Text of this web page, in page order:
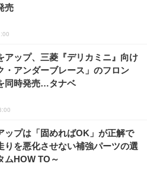
売
アップ、三菱『デリカミニ』向け
・アンダーブレース」のフロン
同時発売…タナベ
ップは「固めればOK」が正解で
を悪化させない補強パーツの選
ムHOW TO～